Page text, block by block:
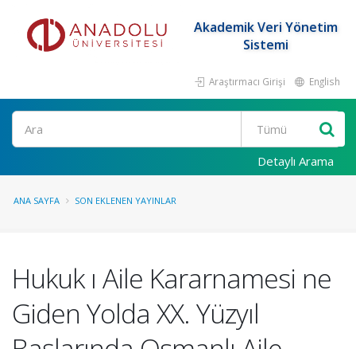
Akademik Veri Yönetim
Sistemi
Araştırmacı Girişi English
Ara
Detaylı Arama
ANA SAYFA SON EKLENEN YAYINLAR
Hukuk ı Aile Kararnamesi ne
Giden Yolda XX. Yüzyıl